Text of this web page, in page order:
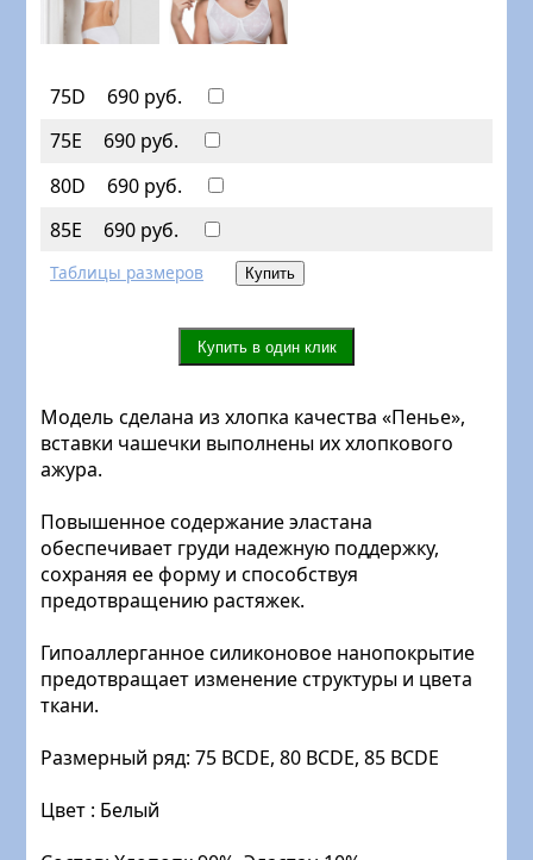
75D
690 руб.
75E
690 руб.
80D
690 руб.
85E
690 руб.
Таблицы размеров
Модель сделана из хлопка качества «Пенье»,
вставки чашечки выполнены их хлопкового
ажура.
Повышенное содержание эластана
обеспечивает груди надежную поддержку,
сохраняя ее форму и способствуя
предотвращению растяжек.
Гипоаллерганное силиконовое нанопокрытие
предотвращает изменение структуры и цвета
ткани.
Размерный ряд: 75 BCDE, 80 BCDE, 85 BCDE
Цвет : Белый